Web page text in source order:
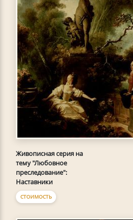
Живописная серия на
тему "Любовное
преследование":
Наставники
СТОИМОСТЬ